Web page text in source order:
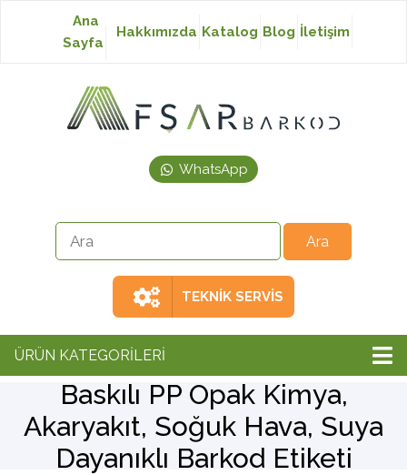
Baskısız Etiket
Japon Akmaz Yıkama
Ribon
Barkod Yazıcı
Barkod Okuyucu
Ana
Sayfa
Hakkımızda Katalog Blog İletişim
WhatsApp
TEKNİK SERVİS
ÜRÜN KATEGORİLERİ
Baskılı PP Opak Kimya,
Akaryakıt, Soğuk Hava, Suya
Dayanıklı Barkod Etiketi